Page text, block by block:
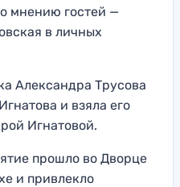
мнению гостей —
в личных
Александра Трусова
и взяла его
Игнатовой.
прошло во Дворце
и привлекло